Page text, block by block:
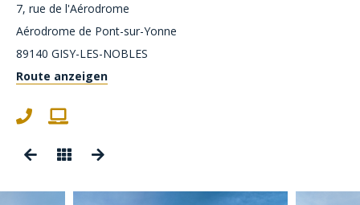
7, rue de l'Aérodrome
Aérodrome de Pont-sur-Yonne
89140 GISY-LES-NOBLES
Route anzeigen